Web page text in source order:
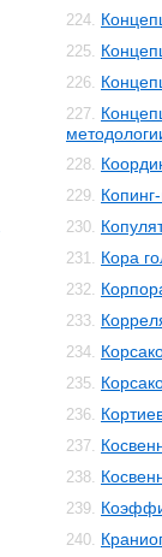
224.
225.
226.
227.
228.
229.
230.
231. Кора
232.
233.
234.
235.
236.
237.
238.
239.
240.